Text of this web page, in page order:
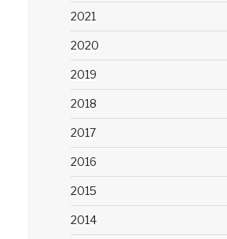
2021
2020
2019
2018
2017
2016
2015
2014